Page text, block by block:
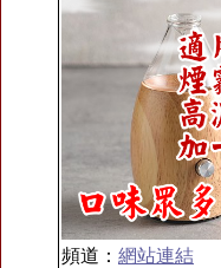
頻道： 網站連結